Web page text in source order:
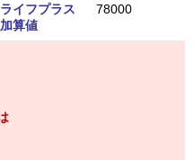
ライフプラス
加算値
78000